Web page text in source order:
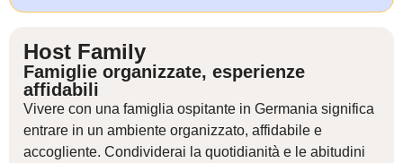
Host Family
Famiglie organizzate, esperienze
affidabili
Vivere con una famiglia ospitante in Germania significa
entrare in un ambiente organizzato, affidabile e
accogliente. Condividerai la quotidianità e le abitudini